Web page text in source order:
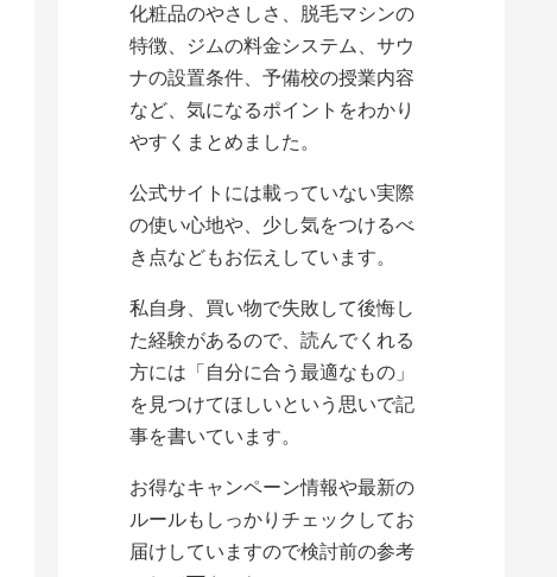
化粧品のやさしさ、脱毛マシンの
特徴、ジムの料金システム、サウ
ナの設置条件、予備校の授業内容
など、気になるポイントをわかり
やすくまとめました。
公式サイトには載っていない実際
の使い心地や、少し気をつけるべ
き点などもお伝えしています。
私自身、買い物で失敗して後悔し
た経験があるので、読んでくれる
方には「自分に合う最適なもの」
を見つけてほしいという思いで記
事を書いています。
お得なキャンペーン情報や最新の
ルールもしっかりチェックしてお
届けしていますので検討前の参考